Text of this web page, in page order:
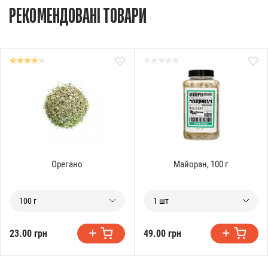
РЕКОМЕНДОВАНІ ТОВАРИ
Орегано
100 г
23.00 грн
Майоран, 100 г
1 шт
49.00 грн